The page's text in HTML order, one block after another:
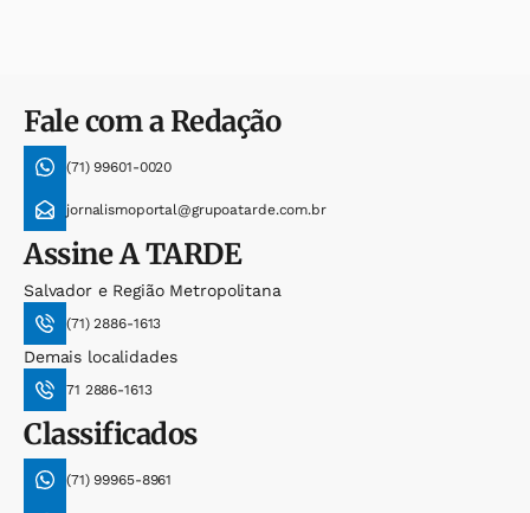
Fale com a Redação
(71) 99601-0020
jornalismoportal@grupoatarde.com.br
AssineA TARDE
Salvador e Região Metropolitana
(71) 2886-1613
Demais localidades
71 2886-1613
Classificados
(71) 99965-8961